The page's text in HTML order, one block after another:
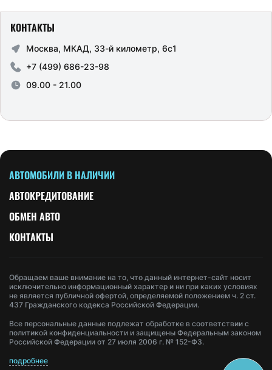
КОНТАКТЫ
Москва, МКАД, 33-й километр, 6с1
+7 (499) 686-23-98
09.00 - 21.00
АВТОМОБИЛИ В НАЛИЧИИ
АВТОКРЕДИТОВАНИЕ
ОБМЕН АВТО
КОНТАКТЫ
Обращаем ваше внимание на то, что данный интернет-сайт носит
исключительно информационный характер и ни при каких условиях
не является публичной офертой, определяемой положением ч. 2 ст.
437 Гражданского кодекса Российской Федерации.
Все персональные данные подлежат обработке в соответствии с
политикой конфиденциальности и защищены Федеральным законом
Российской Федерации от 27 июля 2006 г. № 152-ФЗ.
подробнее